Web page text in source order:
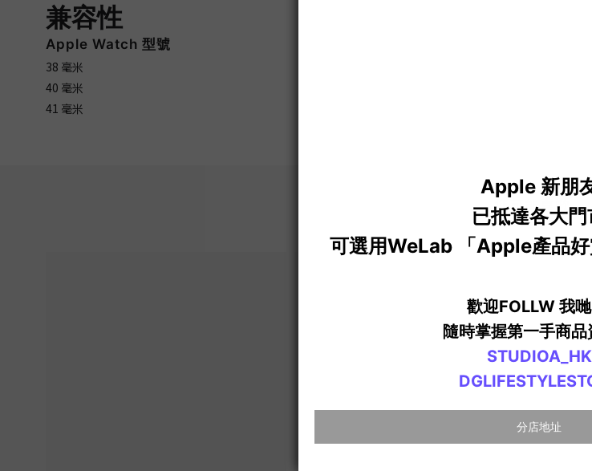
兼容性
Apple Watch 型號
38 毫米
40 毫米
41 毫米
您可能喜歡...